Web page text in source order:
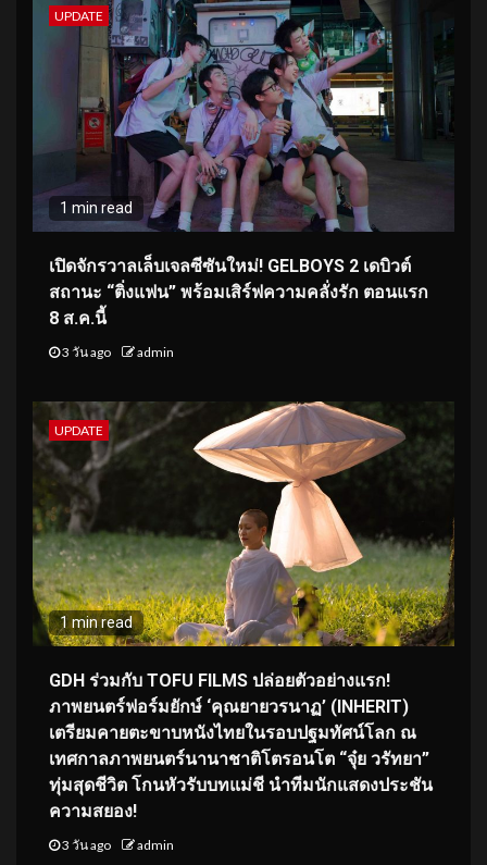
UPDATE
1 min read
เปิดจักรวาลเล็บเจลซีซันใหม่! GELBOYS 2 เดบิวต์
สถานะ “ติ่งแฟน” พร้อมเสิร์ฟความคลั่งรัก ตอนแรก
8 ส.ค.นี้
3 วัน ago admin
UPDATE
1 min read
GDH ร่วมกับ TOFU FILMS ปล่อยตัวอย่างแรก!
ภาพยนตร์ฟอร์มยักษ์ ‘คุณยายวรนาฏ’ (INHERIT)
เตรียมคายตะขาบหนังไทยในรอบปฐมทัศน์โลก ณ
เทศกาลภาพยนตร์นานาชาติโตรอนโต “จุ๋ย วรัทยา”
ทุ่มสุดชีวิต โกนหัวรับบทแม่ชี นำทีมนักแสดงประชัน
ความสยอง!
3 วัน ago admin